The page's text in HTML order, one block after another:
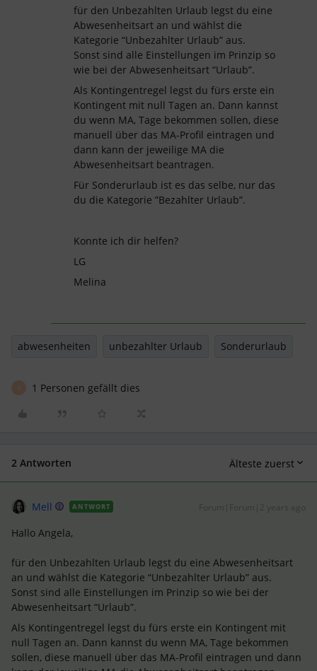
für den Unbezahlten Urlaub legst du eine
Abwesenheitsart an und wählst die
Kategorie “Unbezahlter Urlaub” aus.
Sonst sind alle Einstellungen im Prinzip so
wie bei der Abwesenheitsart “Urlaub”.
Als Kontingentregel legst du fürs erste ein
Kontingent mit null Tagen an. Dann kannst
du wenn MA, Tage bekommen sollen, diese
manuell über das MA-Profil eintragen und
dann kann der jeweilige MA die
Abwesenheitsart beantragen.
Für Sonderurlaub ist es das selbe, nur das
du die Kategorie ”Bezahlter Urlaub”.
Konnte ich dir helfen?
LG
Melina
abwesenheiten unbezahlter Urlaub Sonderurlaub
1 Personen gefällt dies
2 Antworten Älteste zuerst
Mell ANTWORT
Hallo Angela,
für den Unbezahlten Urlaub legst du eine Abwesenheitsart
an und wählst die Kategorie “Unbezahlter Urlaub” aus.
Sonst sind alle Einstellungen im Prinzip so wie bei der
Abwesenheitsart “Urlaub”.
Als Kontingentregel legst du fürs erste ein Kontingent mit
null Tagen an. Dann kannst du wenn MA, Tage bekommen
sollen, diese manuell über das MA-Profil eintragen und dann